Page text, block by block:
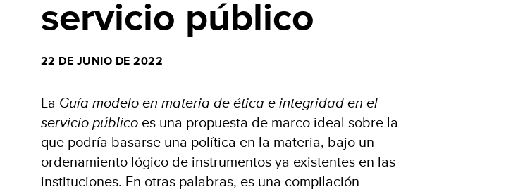
servicio público
22 DE JUNIO DE 2022
La Guía modelo en materia de ética e integridad en el
servicio público es una propuesta de marco ideal sobre la
que podría basarse una política en la materia, bajo un
ordenamiento lógico de instrumentos ya existentes en las
instituciones. En otras palabras, es una compilación